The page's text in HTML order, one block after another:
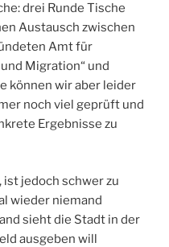
drei Runde Tische
Austausch zwischen
Amt für
Migration“ und
können wir aber leider
noch viel geprüft und
Ergebnisse zu
ist jedoch schwer zu
wieder niemand
sieht die Stadt in der
ausgeben will